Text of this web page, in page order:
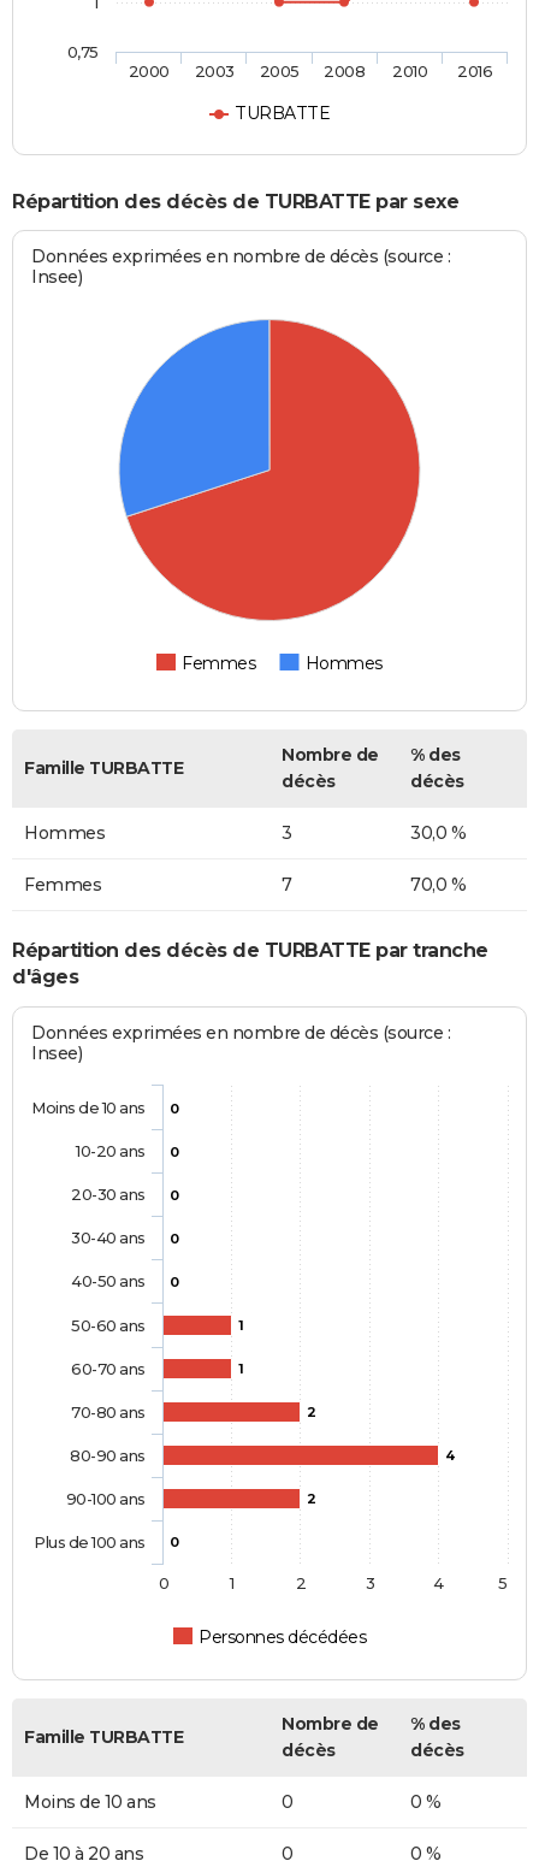
TURBATTE
2000 2003 2005 2008 2010 2016
0,75
Répartition des décès de TURBATTE par sexe
Données exprimées en nombre de décès (source :
Insee)
Femmes Hommes
Famille TURBATTE
Nombre de
décès
% des
décès
Hommes 3 30,0 %
Femmes 7 70,0 %
Répartition des décès de TURBATTE par tranche
d'âges
Données exprimées en nombre de décès (source :
Insee)
0
0
0
0
0
1
1
2
4
2
0
Personnes décédées
Moins de 10 ans
10-20 ans
20-30 ans
30-40 ans
40-50 ans
50-60 ans
60-70 ans
70-80 ans
80-90 ans
90-100 ans
Plus de 100 ans
0 1 2 3 4 5
Famille TURBATTE
Nombre de
décès
% des
décès
Moins de 10 ans 0 0 %
De 10 à 20 ans 0 0 %